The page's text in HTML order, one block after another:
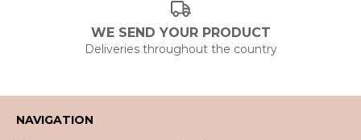
WE SEND YOUR PRODUCT
Deliveries throughout the country
NAVIGATION